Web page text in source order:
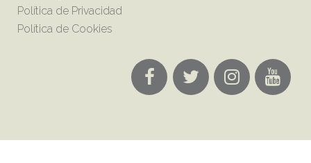
Política de Privacidad
Política de Cookies